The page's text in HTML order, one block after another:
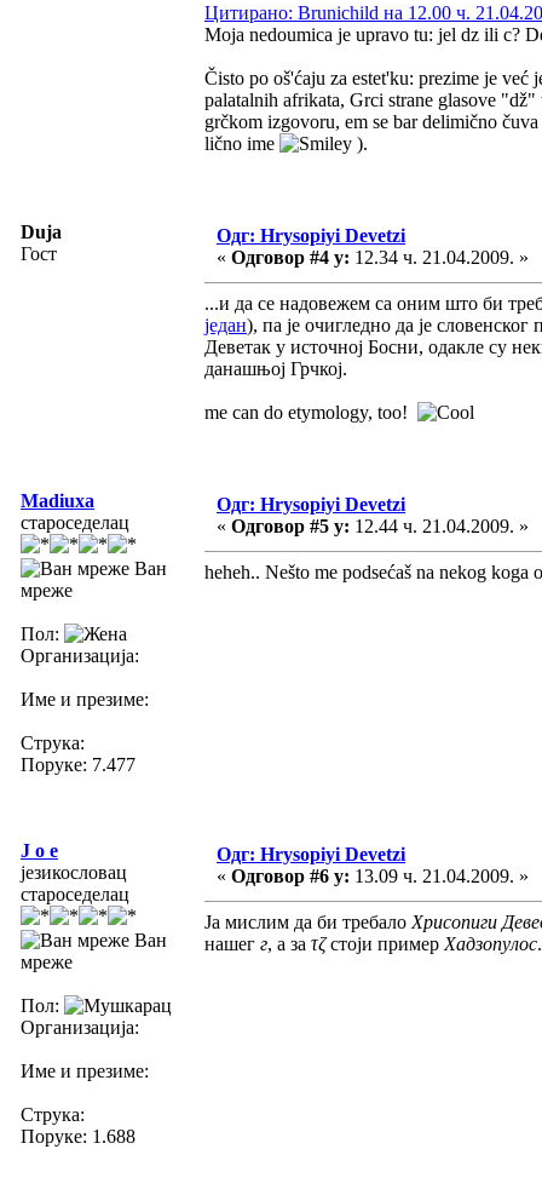
Цитирано: Brunichild на 12.00 ч.
Moja nedoumica je upravo tu: jel dz ili c?
Čisto po oš'ćaju za estet'ku: prezime je
palatalnih afrikata, Grci strane glasove
grčkom izgovoru, em se bar delimično
lično ime
).
Duja
Гост
Одг: Hrysopiyi Devetzi
« Одговор #4 у: 12.34 ч. 21.04.2009. »
...и да се надовежем са оним што би
један), па је очигледно да је
Деветак у источној Босни, одакле су
данашњој Грчкој.
me can do etymology, too!
Madiuxa
староседелац
Ван
мреже
Пол:
Организација:
Име и презиме:
Струка:
Поруке: 7.477
Одг: Hrysopiyi Devetzi
« Одговор #5 у: 12.44 ч. 21.04.2009. »
heheh.. Nešto me podsećaš na nekog koga
J o e
језикословац
староседелац
Ван
мреже
Пол:
Организација:
Име и презиме:
Струка:
Поруке: 1.688
Одг: Hrysopiyi Devetzi
« Одговор #6 у: 13.09 ч. 21.04.2009. »
Ја мислим да би требало Хрисопиги
нашег г, а за τζстоји пример Хадзопулос.